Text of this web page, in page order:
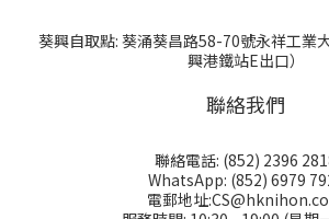
葵興自取點: 葵涌葵昌路58-70號永祥工業
興港鐵站E出口）
聯絡我們
聯絡電話: (852) 2396
WhatsApp: (852) 6979
電郵地址